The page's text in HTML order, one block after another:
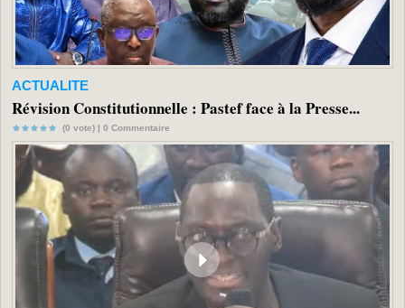
ACTUALITE
Révision Constitutionnelle : Pastef face à la Presse...
(0 vote) | 0 Commentaire